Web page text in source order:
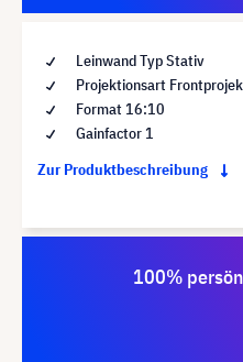
Leinwand Typ Stativ
Projektionsart
Format 16:10
Gainfactor 1
Zur Produktbeschreibung
100%